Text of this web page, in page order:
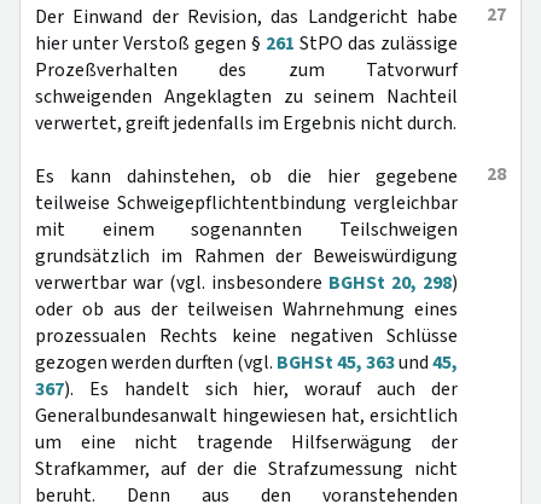
27
Der Einwand der Revision, das Landgericht habe
hier unter Verstoß gegen § 261 StPO das zulässige
Prozeßverhalten des zum Tatvorwurf
schweigenden Angeklagten zu seinem Nachteil
verwertet, greift jedenfalls im Ergebnis nicht durch.
28
Es kann dahinstehen, ob die hier gegebene
teilweise Schweigepflichtentbindung vergleichbar
mit einem sogenannten Teilschweigen
grundsätzlich im Rahmen der Beweiswürdigung
verwertbar war (vgl. insbesondere BGHSt 20, 298)
oder ob aus der teilweisen Wahrnehmung eines
prozessualen Rechts keine negativen Schlüsse
gezogen werden durften (vgl. BGHSt 45, 363und45,
367). Es handelt sich hier, worauf auch der
Generalbundesanwalt hingewiesen hat, ersichtlich
um eine nicht tragende Hilfserwägung der
Strafkammer, auf der die Strafzumessung nicht
beruht. Denn aus den voranstehenden